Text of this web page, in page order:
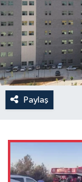
Paylaş
Bi̇li̇m &
Dünya
Eği̇ti̇m